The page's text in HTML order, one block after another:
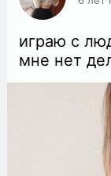
играю с
мне нет